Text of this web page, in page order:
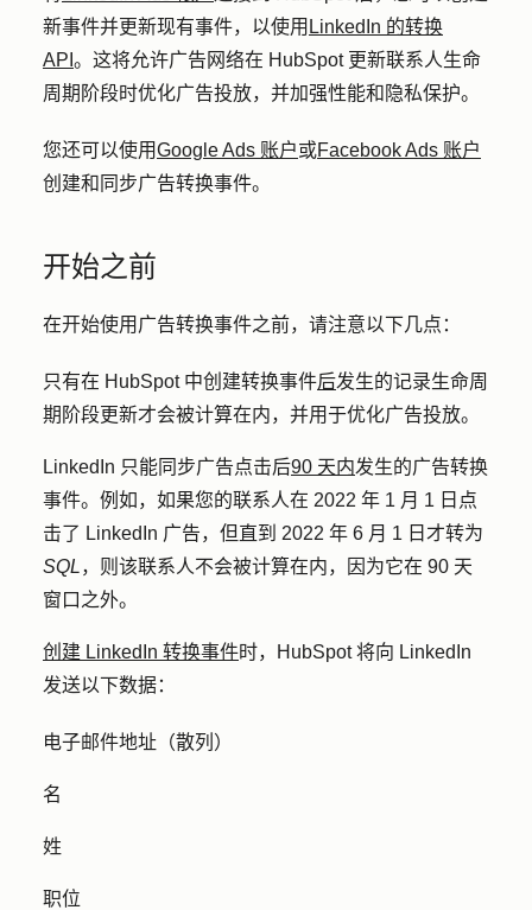
新事件并更新现有事件，以使用 LinkedIn 的转换
API 。这将允许广告网络在 HubSpot 更新联系人生命
周期阶段时优化广告投放，并加强性能和隐私保护。
您还可以使用Google Ads 账户或Facebook Ads 账户
创建和同步广告转换事件。
开始之前
在开始使用广告转换事件之前，请注意以下几点：
只有在 HubSpot 中创建转换事件后发生的记录生命周
期阶段更新才会被计算在内，并用于优化广告投放。
LinkedIn 只能同步广告点击后90 天内发生的广告转换
事件。例如，如果您的联系人在 2022 年 1 月 1 日点
击了 LinkedIn 广告，但直到 2022 年 6 月 1 日才转为
SQL，则该联系人不会被计算在内，因为它在 90 天
窗口之外。
创建 LinkedIn 转换事件时，HubSpot 将向 LinkedIn
发送以下数据：
电子邮件地址（散列）
名
姓
职位